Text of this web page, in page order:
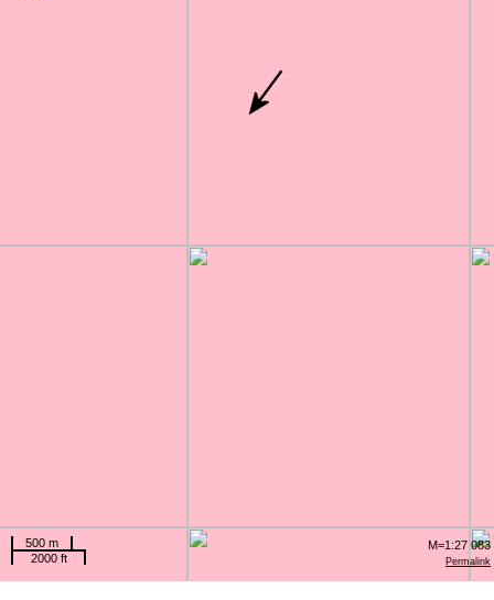
Permalink
500 m
2000 ft
M=1:27 083